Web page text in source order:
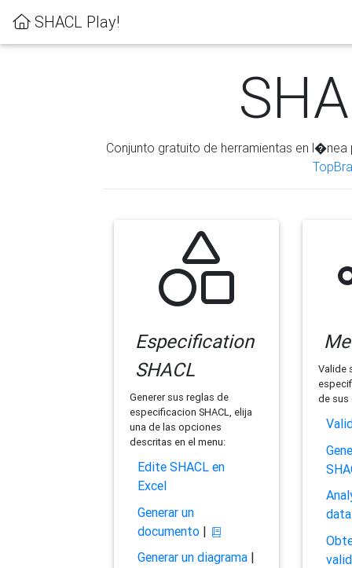
SHACL Play!
Conjunto gratuito de herramientas en
Especification
SHACL
Generer sus reglas de
especificacion SHACL, elija
una de las opciones
descritas en el menu:
Edite SHACL en
Excel
Generar un
documento|
Generar un diagrama|
Valide
de sus